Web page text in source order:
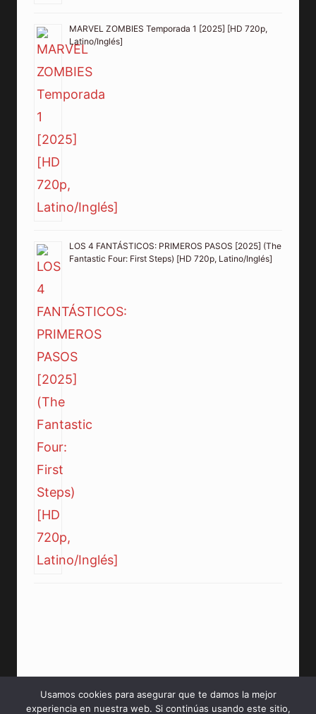
MARVEL ZOMBIES Temporada 1 [2025] [HD 720p,
Latino/Inglés]
LOS 4 FANTÁSTICOS: PRIMEROS PASOS [2025] (The
Fantastic Four: First Steps) [HD 720p, Latino/Inglés]
Usamos cookies para asegurar que te damos la mejor
experiencia en nuestra web. Si continúas usando este sitio,